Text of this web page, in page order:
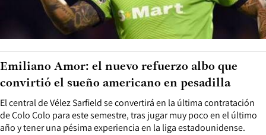
El central de Vélez Sarfield se convertirá en la última contratación
de Colo Colo para este semestre, tras jugar muy poco en el último
año y tener una pésima experiencia en la liga estadounidense.
Emiliano Amor: el nuevo refuerzo albo que
convirtió el sueño americano en pesadilla